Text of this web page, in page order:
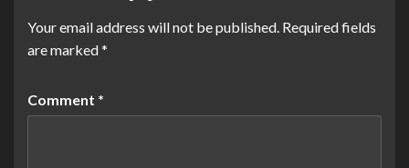
Your email address will not be published. Required fields
are marked*
Comment *